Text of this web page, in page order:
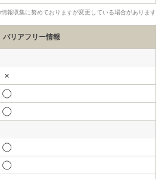
報収集に努めておりますが変更している場合があります
バリアフリー情報
✕
◯
◯
◯
◯